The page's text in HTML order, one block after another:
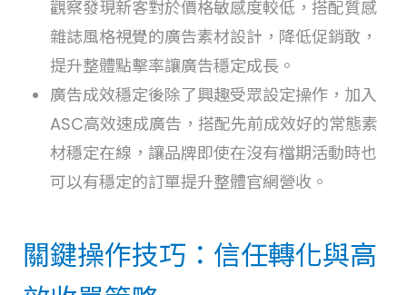
觀察發現新客對於價格敏感度較低，搭配質感
雜誌風格視覺的廣告素材設計，降低促銷敢，
提升整體點擊率讓廣告穩定成長。
廣告成效穩定後除了興趣受眾設定操作，加入
ASC高效速成廣告，搭配先前成效好的常態素
材穩定在線，讓品牌即使在沒有檔期活動時也
可以有穩定的訂單提升整體官網營收。
關鍵操作技巧：信任轉化與高